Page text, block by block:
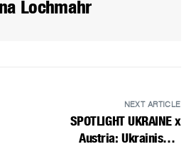
Lochmahr
NEXT ARTICLE
SPOTLIGHT UKRAINE x
Austria: Ukrainische